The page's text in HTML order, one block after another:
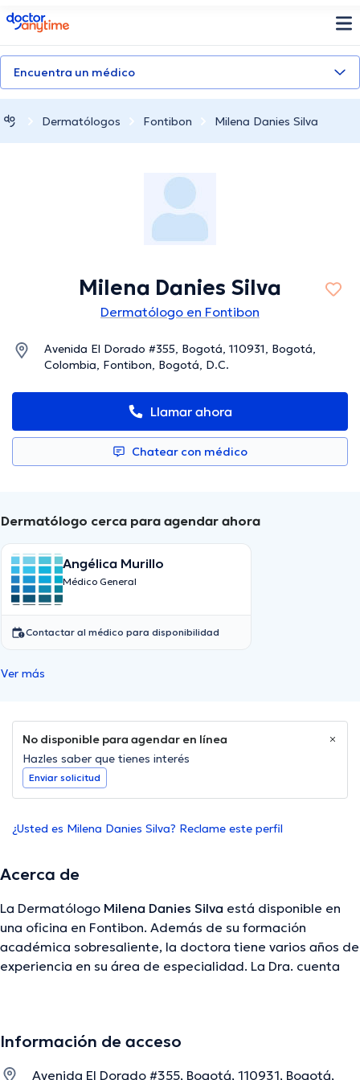
doctoranytime
Encuentra un médico
Dermatólogos Fontibon Milena Danies Silva
Milena Danies Silva
Dermatólogo en Fontibon
Avenida El Dorado #355, Bogotá, 110931, Bogotá,
Colombia, Fontibon, Bogotá, D.C.
Llamar ahora
Chatear con médico
Dermatólogo cerca para agendar ahora
Angélica Murillo
Médico General
Contactar al médico para disponibilidad
Ver más
No disponible para agendar en línea
Hazles saber que tienes interés
Enviar solicitud
¿Usted es Milena Danies Silva? Reclame este perfil
Acerca de
La Dermatólogo Milena Danies Silva está disponible en
una oficina en Fontibon. Además de su formación
académica sobresaliente, la doctora tiene varios años de
experiencia en su área de especialidad. La Dra. cuenta
Danies Silva ha compartido en abundantes conferencias
Información de acceso
Avenida El Dorado #355, Bogotá, 110931, Bogotá,